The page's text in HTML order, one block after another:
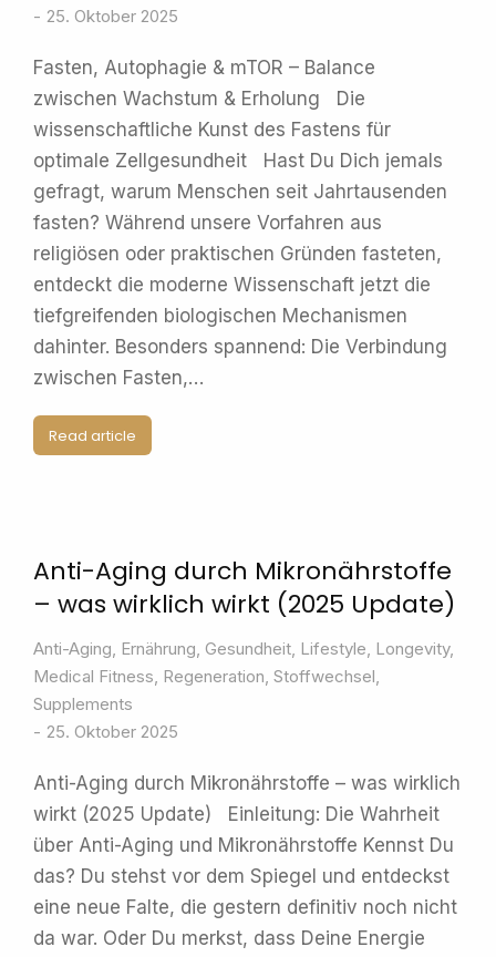
25. Oktober 2025
Fasten, Autophagie & mTOR – Balance
zwischen Wachstum & Erholung Die
wissenschaftliche Kunst des Fastens für
optimale Zellgesundheit Hast Du Dich jemals
gefragt, warum Menschen seit Jahrtausenden
fasten? Während unsere Vorfahren aus
religiösen oder praktischen Gründen fasteten,
entdeckt die moderne Wissenschaft jetzt die
tiefgreifenden biologischen Mechanismen
dahinter. Besonders spannend: Die Verbindung
zwischen Fasten,…
Read article
Anti-Aging durch Mikronährstoffe
– was wirklich wirkt (2025 Update)
Anti-Aging, Ernährung, Gesundheit, Lifestyle, Longevity,
Medical Fitness, Regeneration, Stoffwechsel,
Supplements
25. Oktober 2025
Anti-Aging durch Mikronährstoffe – was wirklich
wirkt (2025 Update) Einleitung: Die Wahrheit
über Anti-Aging und Mikronährstoffe Kennst Du
das? Du stehst vor dem Spiegel und entdeckst
eine neue Falte, die gestern definitiv noch nicht
da war. Oder Du merkst, dass Deine Energie